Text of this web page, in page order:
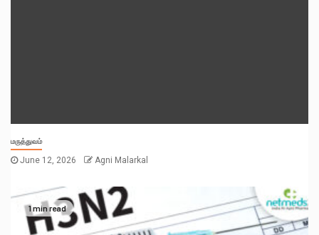
மருத்துவம்
June 12, 2026 Agni Malarkal
1 min read